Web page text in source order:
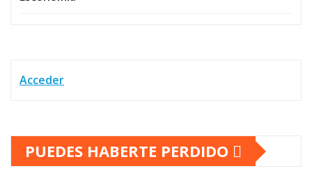
Acceder
PUEDES HABERTE PERDIDO